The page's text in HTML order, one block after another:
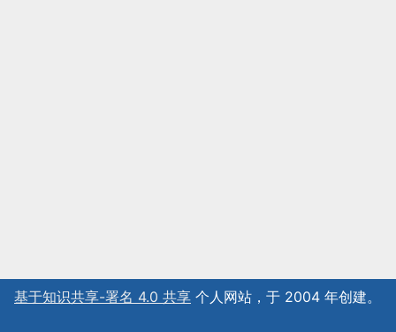
基于知识共享-署名 4.0 共享 个人网站，于 2004 年创建。